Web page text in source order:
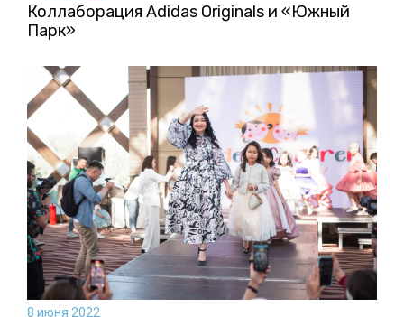
Коллаборация Аdidas Originals и «Южный
Парк»
8 июня 2022